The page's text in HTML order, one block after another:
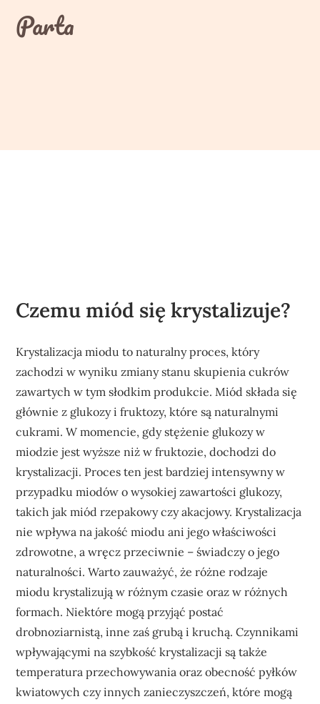
contentParta
Czemu miód się krystalizuje?
Krystalizacja miodu to naturalny proces, który
zachodzi w wyniku zmiany stanu skupienia cukrów
zawartych w tym słodkim produkcie. Miód składa się
głównie z glukozy i fruktozy, które są naturalnymi
cukrami. W momencie, gdy stężenie glukozy w
miodzie jest wyższe niż w fruktozie, dochodzi do
krystalizacji. Proces ten jest bardziej intensywny w
przypadku miodów o wysokiej zawartości glukozy,
takich jak miód rzepakowy czy akacjowy. Krystalizacja
nie wpływa na jakość miodu ani jego właściwości
zdrowotne, a wręcz przeciwnie – świadczy o jego
naturalności. Warto zauważyć, że różne rodzaje
miodu krystalizują w różnym czasie oraz w różnych
formach. Niektóre mogą przyjąć postać
drobnoziarnistą, inne zaś grubą i kruchą. Czynnikami
wpływającymi na szybkość krystalizacji są także
temperatura przechowywania oraz obecność pyłków
kwiatowych czy innych zanieczyszczeń, które mogą